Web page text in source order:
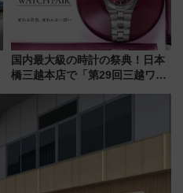
国内最大級の時計の祭典！日本
橋三越本店で「第29回三越ワー
【2026年8月5日～25日】